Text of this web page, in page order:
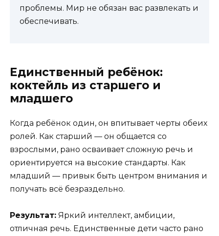
проблемы. Мир не обязан вас развлекать и
обеспечивать.
Единственный ребёнок:
коктейль из старшего и
младшего
Когда ребёнок один, он впитывает черты обеих
ролей. Как старший — он общается со
взрослыми, рано осваивает сложную речь и
ориентируется на высокие стандарты. Как
младший — привык быть центром внимания и
получать всё безраздельно.
Результат: Яркий интеллект, амбиции,
отличная речь. Единственные дети часто рано